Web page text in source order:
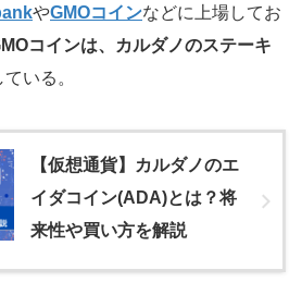
やGMOコインなどに上場してお
コインは、カルダノのステーキ
ている。
【仮想通貨】カルダノのエ
イダコイン(ADA)とは？将
来性や買い方を解説